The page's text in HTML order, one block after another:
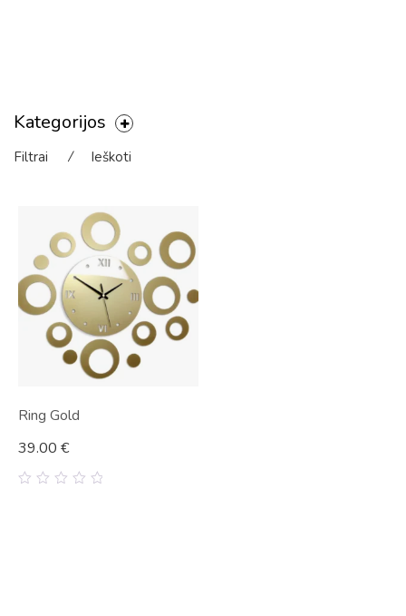
Kategorijos
Filtrai ⁄ Ieškoti
Ring Gold
39.00 €